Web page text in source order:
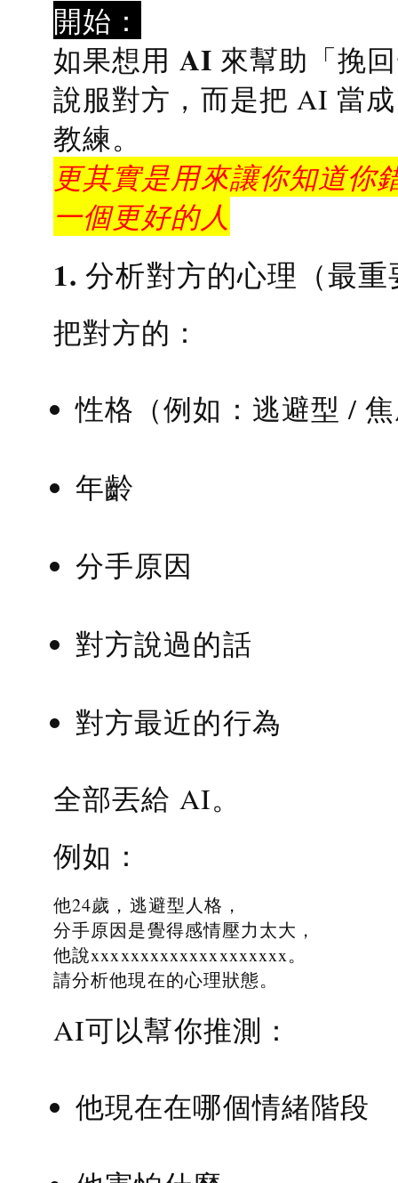
開始：
如果想用 AI 來幫助「挽
說服對方，而是把 AI 當
教練。
更其實是用來讓你知道你
一個更好的人
1. 分析對方的心理（最
把對方的：
性格（例如：逃避型 /
年齡
分手原因
對方說過的話
對方最近的行為
全部丟給 AI。
例如：
他24歲，逃避型人格，
分手原因是覺得感情壓力太大，
他說xxxxxxxxxxxxxxxxxxxx。
請分析他現在的心理狀態。
AI可以幫你推測：
他現在在哪個情緒階段